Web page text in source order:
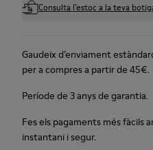
Consulta l’estoc a la teva
Gaudeix d’enviament
per a compres a partir de 45€.
Període de 3 anys de garantia.
Fes els pagaments més fàcils
instantani i segur.